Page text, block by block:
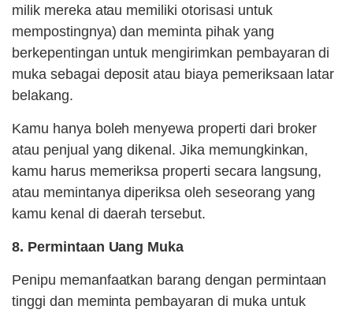
milik mereka atau memiliki otorisasi untuk
mempostingnya) dan meminta pihak yang
berkepentingan untuk mengirimkan pembayaran di
muka sebagai deposit atau biaya pemeriksaan latar
belakang.
Kamu hanya boleh menyewa properti dari broker
atau penjual yang dikenal. Jika memungkinkan,
kamu harus memeriksa properti secara langsung,
atau memintanya diperiksa oleh seseorang yang
kamu kenal di daerah tersebut.
8. Permintaan Uang Muka
Penipu memanfaatkan barang dengan permintaan
tinggi dan meminta pembayaran di muka untuk